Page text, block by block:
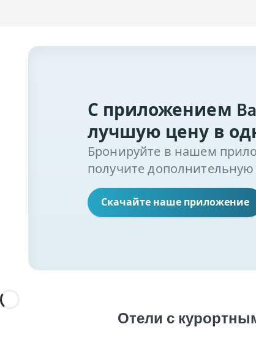
С приложением
лучшую цену в
Бронируйте в нашем
получите дополнительную
Скачайте наше приложение
Отели с